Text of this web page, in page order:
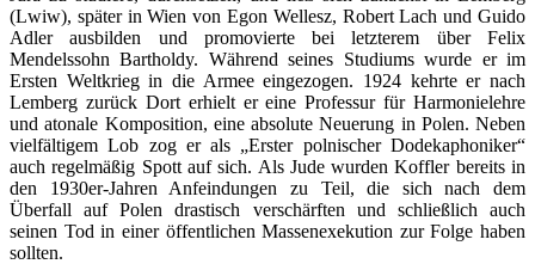
(Lwiw), später in Wien von Egon Wellesz, Robert Lach und Guido
Adler ausbilden und promovierte bei letzterem über Felix
Mendelssohn Bartholdy. Während seines Studiums wurde er im
Ersten Weltkrieg in die Armee eingezogen. 1924 kehrte er nach
Lemberg zurück Dort erhielt er eine Professur für Harmonielehre
und atonale Komposition, eine absolute Neuerung in Polen. Neben
vielfältigem Lob zog er als „Erster polnischer Dodekaphoniker“
auch regelmäßig Spott auf sich. Als Jude wurden Koffler bereits in
den 1930er-Jahren Anfeindungen zu Teil, die sich nach dem
Überfall auf Polen drastisch verschärften und schließlich auch
seinen Tod in einer öffentlichen Massenexekution zur Folge haben
sollten.